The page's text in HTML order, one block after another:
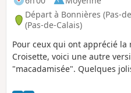
Départ à Bonnières (Pas-
(Pas-de-Calais)
Pour ceux qui ont apprécié
Croisette, voici une autre
"macadamisée". Quelques